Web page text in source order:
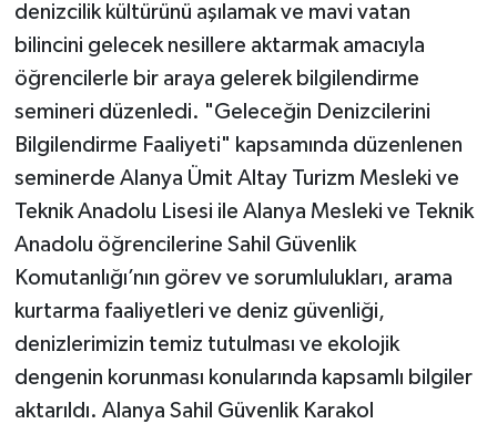
denizcilik kültürünü aşılamak ve mavi vatan
bilincini gelecek nesillere aktarmak amacıyla
öğrencilerle bir araya gelerek bilgilendirme
semineri düzenledi. "Geleceğin Denizcilerini
Bilgilendirme Faaliyeti" kapsamında düzenlenen
seminerde Alanya Ümit Altay Turizm Mesleki ve
Teknik Anadolu Lisesi ile Alanya Mesleki ve Teknik
Anadolu öğrencilerine Sahil Güvenlik
Komutanlığı’nın görev ve sorumlulukları, arama
kurtarma faaliyetleri ve deniz güvenliği,
denizlerimizin temiz tutulması ve ekolojik
dengenin korunması konularında kapsamlı bilgiler
aktarıldı. Alanya Sahil Güvenlik Karakol